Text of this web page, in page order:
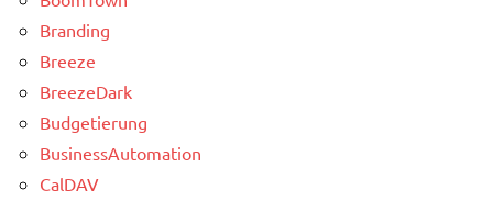
Branding
Breeze
BreezeDark
Budgetierung
BusinessAutomation
CalDAV